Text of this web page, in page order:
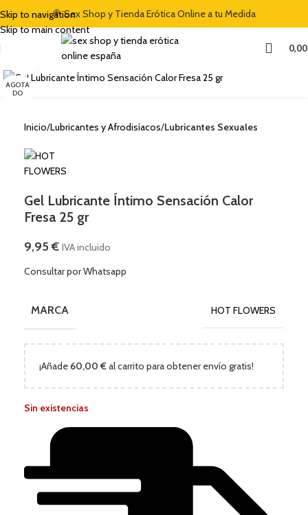
Skip to navigation
Skip to main content
🍭 Sex Shop y Tienda Erótica Online a tu Medida
AGOTA
DO
Clic para ampliar
Inicio Lubricantes y Afrodisíacos Lubricantes Sexuales
Gel Lubricante Íntimo Sensación Calor
Fresa 25 gr
9,95€ IVA incluido
Consultar por Whatsapp
MARCA HOT FLOWERS
¡Añade 60,00 €al carrito para obtener envío gratis!
Sin existencias